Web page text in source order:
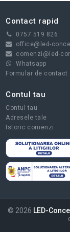
Contact rapid
0757 519 826
office@led-
comenzi@led-
Whatsapp
Formular de contact
Contul tau
Contul tau
Adresele tale
Istoric comenzi
© 2026 LED-